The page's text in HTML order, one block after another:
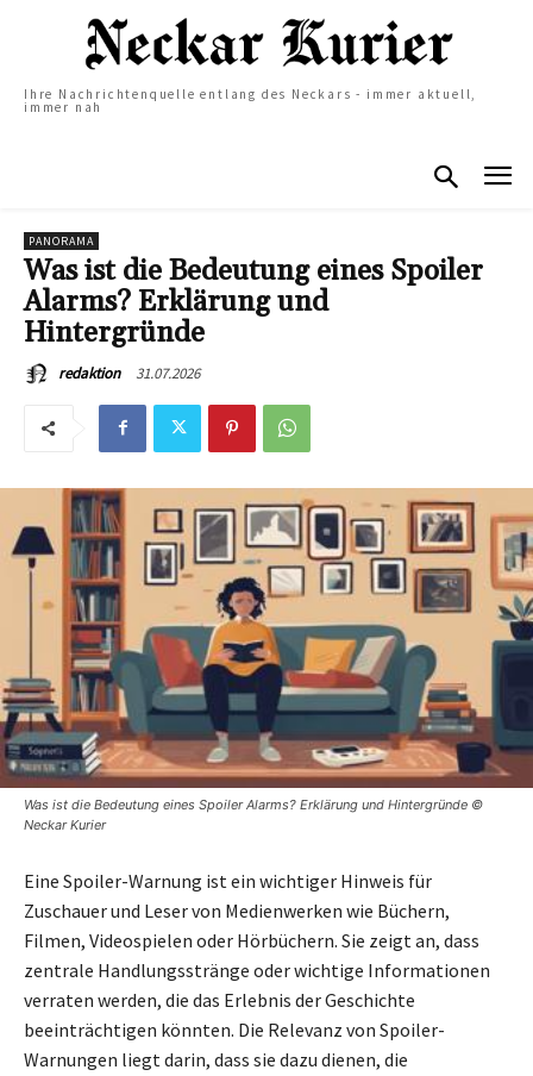
Ihre Nachrichtenquelle entlang des Neckars - immer aktuell,
immer nah
PANORAMA
Was ist die Bedeutung eines Spoiler
Alarms? Erklärung und
Hintergründe
redaktion 31.07.2026
Was ist die Bedeutung eines Spoiler Alarms? Erklärung und Hintergründe ©
Neckar Kurier
Eine Spoiler-Warnung ist ein wichtiger Hinweis für
Zuschauer und Leser von Medienwerken wie Büchern,
Filmen, Videospielen oder Hörbüchern. Sie zeigt an, dass
zentrale Handlungsstränge oder wichtige Informationen
verraten werden, die das Erlebnis der Geschichte
beeinträchtigen könnten. Die Relevanz von Spoiler-
Warnungen liegt darin, dass sie dazu dienen, die